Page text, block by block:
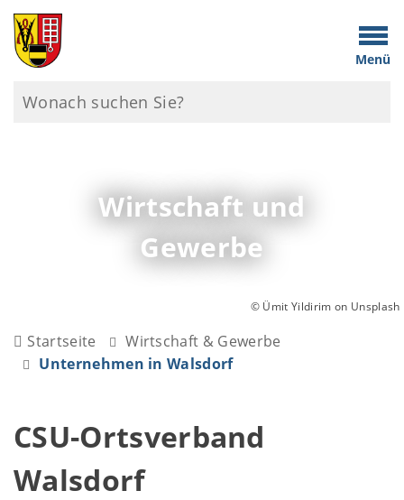
Menü
Wirtschaft und
Gewerbe
© Ümit Yildirim on Unsplash
Startseite
Wirtschaft & Gewerbe
Unternehmen in Walsdorf
CSU-Ortsverband
Walsdorf